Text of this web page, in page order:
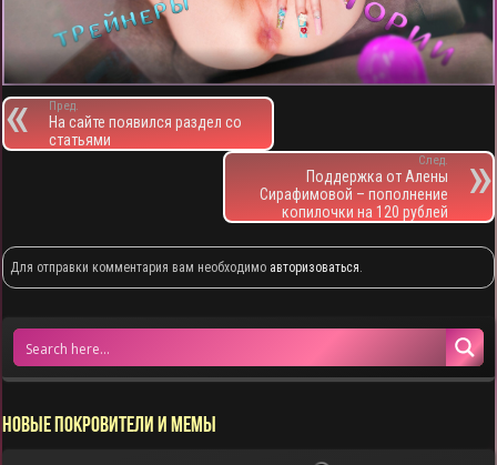
Пред.
На сайте появился раздел со
статьями
След.
Поддержка от Алены
Сирафимовой – пополнение
копилочки на 120 рублей
Для отправки комментария вам необходимо авторизоваться.
НОВЫЕ ПОКРОВИТЕЛИ И МЕМЫ